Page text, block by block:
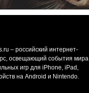
– российский интернет-
освещающий события мира
игр для iPhone, iPad,
на Android и Nintendo.